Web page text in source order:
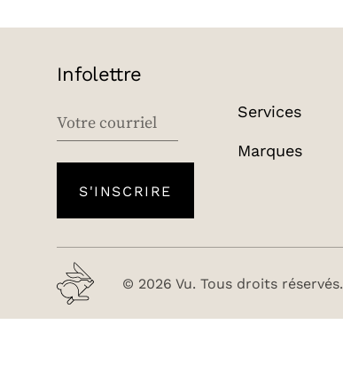
Infolettre
EMAIL
S'INSCRIRE
Services
Marques
© 2026 Vu. Tous droits réservés.